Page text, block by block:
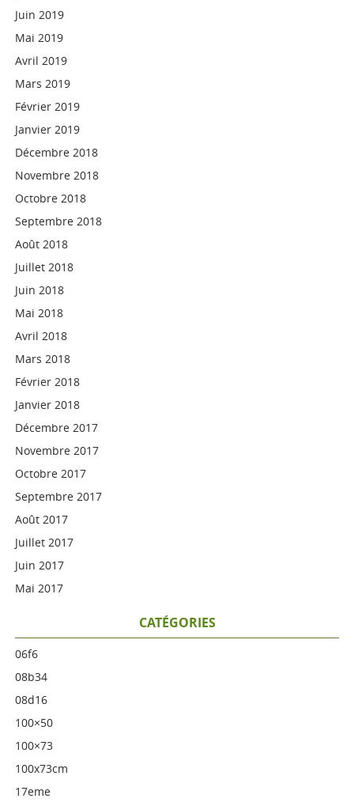
Juin 2019
Mai 2019
Avril 2019
Mars 2019
Février 2019
Janvier 2019
Décembre 2018
Novembre 2018
Octobre 2018
Septembre 2018
Août 2018
Juillet 2018
Juin 2018
Mai 2018
Avril 2018
Mars 2018
Février 2018
Janvier 2018
Décembre 2017
Novembre 2017
Octobre 2017
Septembre 2017
Août 2017
Juillet 2017
Juin 2017
Mai 2017
CATÉGORIES
06f6
08b34
08d16
100×50
100×73
100x73cm
17eme